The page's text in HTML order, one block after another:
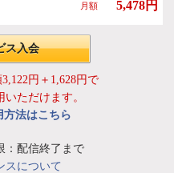
月額 5,478円
ス入会
円＋1,628円で
ただけます。
方法はこちら
：配信終了まで
スについて